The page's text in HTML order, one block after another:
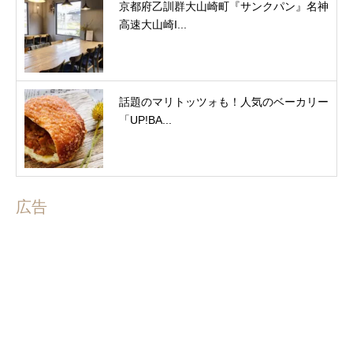
京都府乙訓群大山崎町『サンクパン』名神
高速大山崎I...
話題のマリトッツォも！人気のベーカリー
「UP!BA...
広告